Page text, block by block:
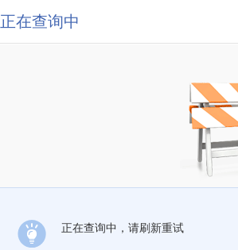
正在查询中
正在查询中，请刷新重试